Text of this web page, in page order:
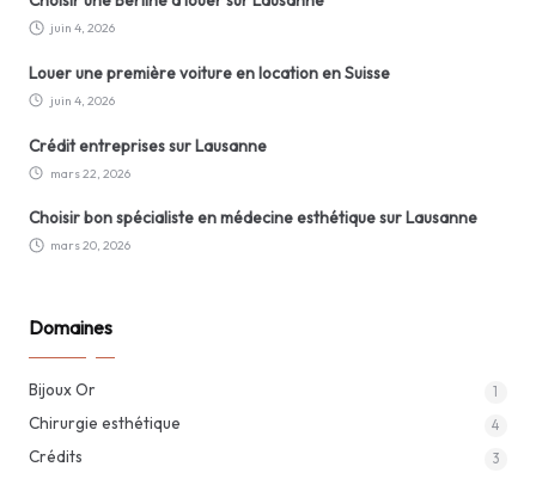
juin 4, 2026
Louer une première voiture en location en Suisse
juin 4, 2026
Crédit entreprises sur Lausanne
mars 22, 2026
Choisir bon spécialiste en médecine esthétique sur Lausanne
mars 20, 2026
Domaines
Bijoux Or 1
Chirurgie esthétique 4
Crédits 3